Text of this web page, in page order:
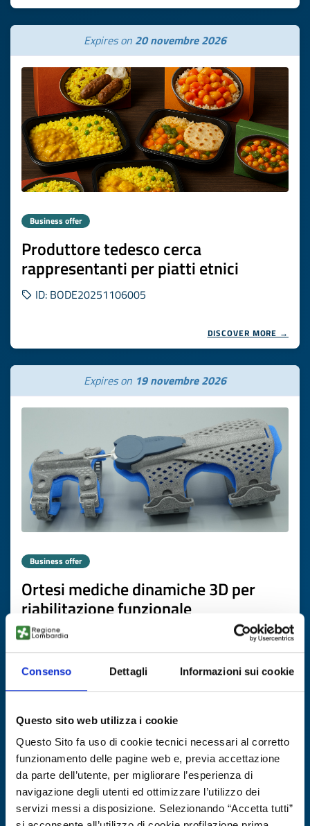
Consenso Dettagli Informazioni sui cookie
Questo sito web utilizza i cookie
Questo Sito fa uso di cookie tecnici necessari al corretto
funzionamento delle pagine web e, previa accettazione
da parte dell’utente, per migliorare l’esperienza di
navigazione degli utenti ed ottimizzare l’utilizzo dei
servizi messi a disposizione. Selezionando “Accetta tutti”
Expires on 20 novembre 2026
Business offer
Produttore tedesco cerca
rappresentanti per piatti etnici
ID: BODE20251106005
DISCOVER MORE →
Expires on 19 novembre 2026
Business offer
Ortesi mediche dinamiche 3D per
riabilitazione funzionale
ID: BODE20251111015
DISCOVER MORE →
Expires on05 novembre 2026